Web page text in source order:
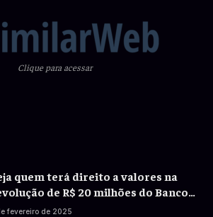
Clique para acessar
quem terá direito a valores na
de R$ 20 milhões do Banco
Brasil a correntistas
fevereiro de 2025